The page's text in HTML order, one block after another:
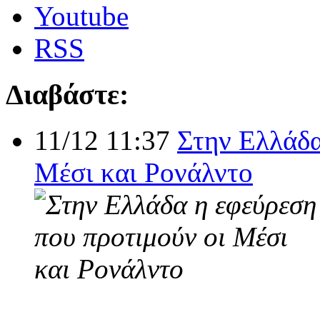
Youtube
RSS
Διαβάστε:
11/12 11:37 Στην
Μέσι και Ρονάλντο